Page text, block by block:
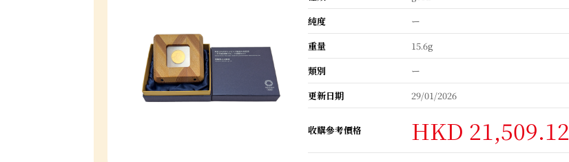
純度
ー
重量
15.6g
類別
ー
更新日期
29/01/2026
收購參考價格 HKD 21,509.12